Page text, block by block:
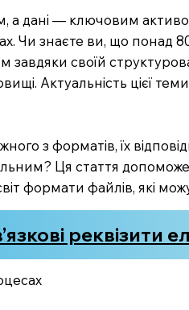
а дані — ключовим
Чи знаєте ви, що понад
завдяки своїй
Актуальність цієї
з форматів, їх
Ця стаття
формати файлів, які
реквізити